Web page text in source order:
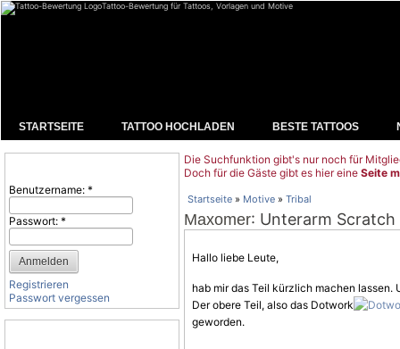
Tattoo-Bewertung für Tattoos, Vorlagen und Motive
STARTSEITE TATTOO HOCHLADEN BESTE TATTOOS
Benutzername: *
Passwort: *
Registrieren
Passwort vergessen
Die Suchfunktion gibt's nur noch für
Doch für die Gäste gibt es hier eine Seite
Startseite » Motive » Tribal
Maxomer: Unterarm
Hallo liebe Leute,
hab mir das Teil kürzlich machen lassen.
Der obere Teil, also das Dotwork
geworden.